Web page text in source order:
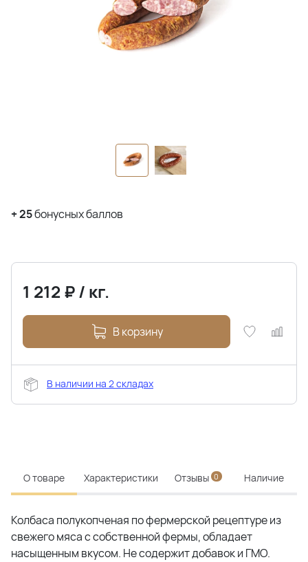
+25бонусных баллов
1 212 ₽/ кг.
В корзину
В наличии на 2 складах
О товаре Характеристики Отзывы 0 Наличие
Колбаса полукопченая по фермерской рецептуре из
свежего мяса с собственной фермы, обладает
насыщенным вкусом. Не содержит добавок и ГМО.